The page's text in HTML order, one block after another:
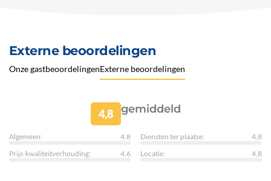
Externe beoordelingen
Onze gastbeoordelingenExterne beoordelingen
4,8 gemiddeld
Algemeen: 4,8 Diensten ter plaatse:
4,8
Prijs-kwaliteitverhouding:
4,6 Locatie: 4,8